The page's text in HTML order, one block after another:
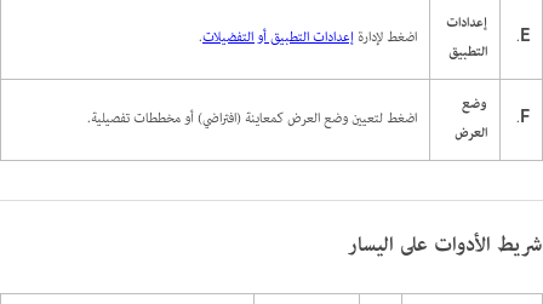
E
.
إعدادات
التطبيق
اضغط لإدارةإعدادات التطبيق أو التفضيلات.
F
.
وضع
العرض
اضغط لتعيين وضع العرض كمعاينة (افتراضي) أو مخططات تفصيلية.
شريط الأدوات على اليسار